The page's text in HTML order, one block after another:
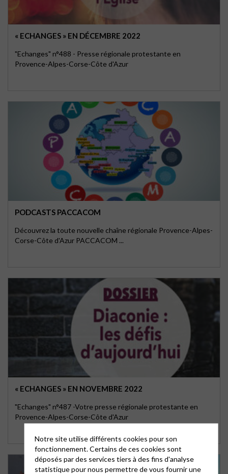
« ECHANGES » EN DÉCEMBRE 2022
"Echanges" n°488 - Presse régionale protestante en
Provence-Alpes-Corse-Côte d'Azur
PODCASTS PACCACOM
Découvrez la toute nouvelle chaîne régionale Provence-Alpes-
Corse-Côte d'Azur PACCACOM ...
« ECHANGES » EN NOVEMBRE 2022
"Echanges" n°487 -Votre presse régionale protestante en
Provence-Alpes-Corse-Côte d'Azur
Notre site utilise différents cookies pour son
fonctionnement. Certains de ces cookies sont
déposés par des services tiers à des fins d'analyse
statistique pour nous permettre de vous fournir une